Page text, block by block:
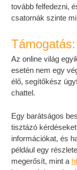
tovább felfedezni,
csatornák szinte
Az online világ
esetén nem egy
élő, segítőkész
chattel.
Egy barátságos
tisztázó
információkat, és
például egy
megerősít, mint a